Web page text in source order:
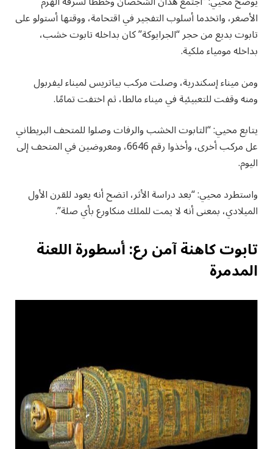
الأصغر، واتخدما أسلوب التفجير في اقتحامة، ووقتها أستولو على
تابوت بديع من حجر “الجرايوكة” كان بداخله تابوت خشب،
بداخله مومياء ملكية.
ومن ميناء إسكندرية، وصلت مركب بياتريس لميناء ليفربول
ومنه وقفت للتعبيئية في ميناء مالطا، ثم اختفت تمامًا.
يتابع محيي: “التابوت الخشب والرفات وصلوا للمتحف البريطاني
عل مركب أخرى، وأخذوا رقم 6646، ومعروضين في المتحف إلى
اليوم.
واستطرد محيي: “بعد دراسة الأثر، اتضح أنه يعود للقرن الأول
الميلادي، بمعنى أنه لا يمت للملك منكاورع بأي صلة”.
تابوت كاهنة آمن رع: أسطورة اللعنة
المدمرة